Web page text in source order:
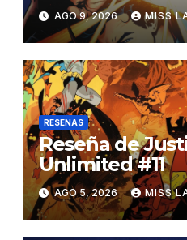
AGO 9, 2026 MISS
RESEÑAS
Reseña de
Unlimited #11
AGO 5, 2026 MISS